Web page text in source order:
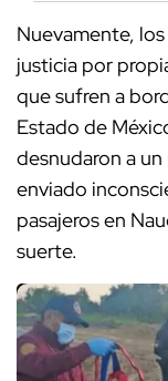
Nuevamente,
justicia por
que sufren a
Estado de
desnudaron a
enviado
pasajeros en
suerte.